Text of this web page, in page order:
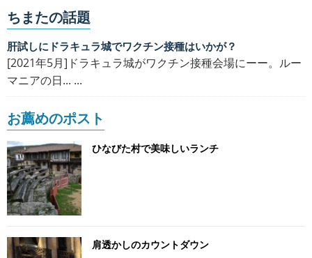
ちまたの話題
肝試しにドラキュラ城でワクチン接種はいかが？
[2021年5月]ドラキュラ城がワクチン接種会場にーー。ルー
マニアの日... ...
お薦めのポスト
ひなびた村で美味しいランチ
肩透かしのカウントダウン